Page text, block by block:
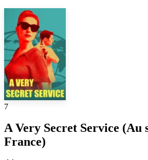
7
A Very Secret Service (Au
France)